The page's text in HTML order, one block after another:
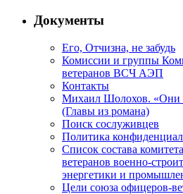
Документы
Его, Отчизна, не забудь
Комиссии и группы
ветеранов ВСЧ АЭП
Контакты
Михаил Шолохов. «Они
(Главы из романа)
Поиск сослуживцев
Политика
Список состава
ветеранов военно-
энергетики и
Цели союза офицеров-